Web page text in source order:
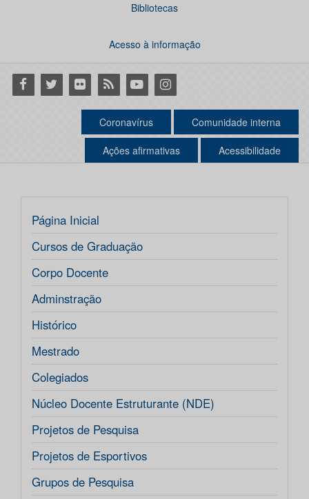
Bibliotecas
Acesso à informação
Facebook
Twitter Flickr RSS YoutubeInstagram
Coronavírus Comunidade interna
Ações afirmativas Acessibilidade
Página Inicial
Cursos de Graduação
Corpo Docente
Adminstração
Histórico
Mestrado
Colegiados
Núcleo Docente Estruturante (NDE)
Projetos de Pesquisa
Projetos de Esportivos
Grupos de Pesquisa